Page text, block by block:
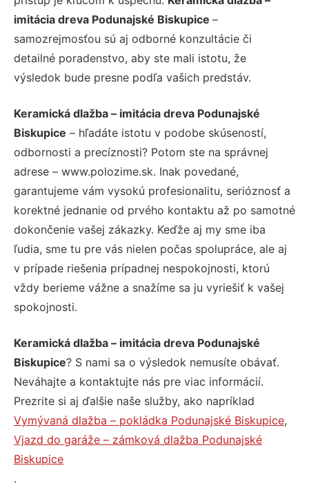
imitácia dreva Podunajské Biskupice –
samozrejmosťou sú aj odborné konzultácie či
detailné poradenstvo, aby ste mali istotu, že
výsledok bude presne podľa vašich predstáv.
Keramická dlažba – imitácia dreva Podunajské
Biskupice – hľadáte istotu v podobe skúseností,
odbornosti a precíznosti? Potom ste na správnej
adrese – www.polozime.sk. Inak povedané,
garantujeme vám vysokú profesionalitu, serióznosť a
korektné jednanie od prvého kontaktu až po samotné
dokončenie vašej zákazky. Keďže aj my sme iba
ľudia, sme tu pre vás nielen počas spolupráce, ale aj
v prípade riešenia prípadnej nespokojnosti, ktorú
vždy berieme vážne a snažíme sa ju vyriešiť k vašej
spokojnosti.
Keramická dlažba – imitácia dreva Podunajské
Biskupice? S nami sa o výsledok nemusíte obávať.
Neváhajte a kontaktujte nás pre viac informácií.
Prezrite si aj ďalšie naše služby, ako napríklad
Vymývaná dlažba – pokládka Podunajské Biskupice,
Vjazd do garáže – zámková dlažba Podunajské
Biskupice
.